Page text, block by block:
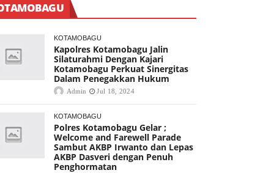
KOTAMOBAGU
Kapolres Kotamobagu Jalin
Silaturahmi Dengan Kajari
Kotamobagu Perkuat Sinergitas
Dalam Penegakkan Hukum
Admin Jul 18, 2024
KOTAMOBAGU
Polres Kotamobagu Gelar ;
Welcome and Farewell Parade
Sambut AKBP Irwanto dan Lepas
AKBP Dasveri dengan Penuh
Penghormatan